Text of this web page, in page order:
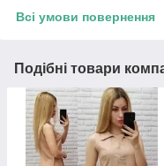
Всі умови повернення
Подібні товари